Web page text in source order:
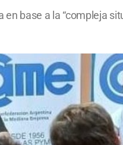
base a la “compleja